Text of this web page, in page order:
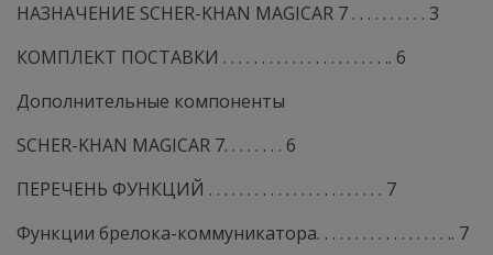
НАЗНАЧЕНИЕ SCHER-KHAN MAGICAR 7 . . . . . . . . . . 3
КОМПЛЕКТ ПОСТАВКИ . . . . . . . . . . . . . . . . . . . . . .. 6
Дополнительные компоненты
SCHER-KHAN MAGICAR 7. . . . . . . . 6
ПЕРЕЧЕНЬ ФУНКЦИЙ . . . . . . . . . . . . . . . . . . . . . . . 7
Функции брелока-коммуникатора. . . . . . . . . . . . . . . . . .. 7